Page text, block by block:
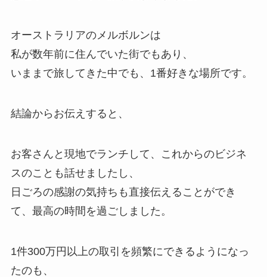
オーストラリアのメルボルンは
私が数年前に住んでいた街でもあり、
いままで旅してきた中でも、1番好きな場所です。
結論からお伝えすると、
お客さんと現地でランチして、これからのビジネ
スのことも話せましたし、
日ごろの感謝の気持ちも直接伝えることができ
て、最高の時間を過ごしました。
1件300万円以上の取引を頻繁にできるようになっ
たのも、